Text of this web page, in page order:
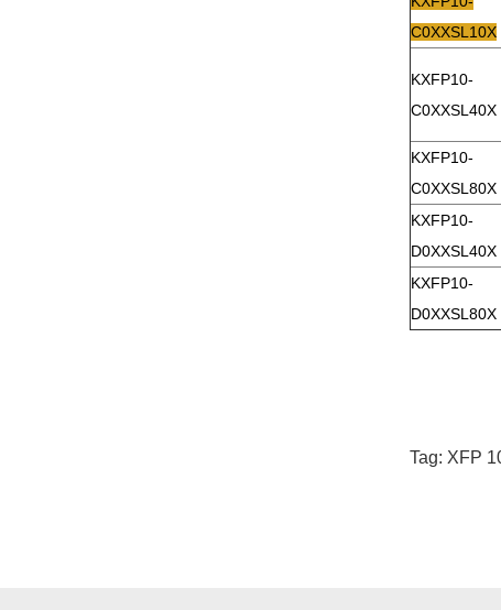
C0XXSL10X
KXFP10-
C0XXSL40X
KXFP10-
C0XXSL80X
KXFP10-
D0XXSL40X
KXFP10-
D0XXSL80X
Tag: XFP